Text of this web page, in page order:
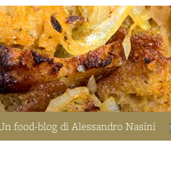
food-blog di Alessandro Nasini